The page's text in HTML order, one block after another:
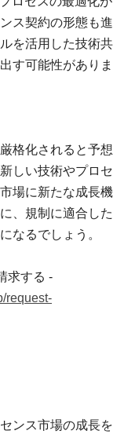
ス契約の形態も進
を活用した技術共
す可能性がありま
格化されると予想
しい技術やプロセ
場に新たな成長機
、規制に適合した
なるでしょう。
求する -
request-
ンス市場の成長を